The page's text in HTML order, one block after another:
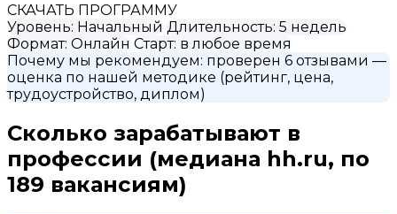
СКАЧАТЬ ПРОГРАММУ
Уровень: Начальный Длительность: 5 недель
Формат: Онлайн Старт: в любое время
Почему мы рекомендуем: проверен 6 отзывами —
оценка по нашей методике (рейтинг, цена,
трудоустройство, диплом)
Сколько зарабатывают в
профессии (медиана hh.ru, по
189 вакансиям)